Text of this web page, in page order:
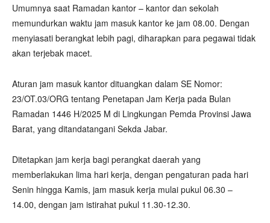
Umumnya saat Ramadan kantor – kantor dan sekolah
memundurkan waktu jam masuk kantor ke jam 08.00. Dengan
menyiasati berangkat lebih pagi, diharapkan para pegawai tidak
akan terjebak macet.
Aturan jam masuk kantor dituangkan dalam SE Nomor:
23/OT.03/ORG tentang Penetapan Jam Kerja pada Bulan
Ramadan 1446 H/2025 M di Lingkungan Pemda Provinsi Jawa
Barat, yang ditandatangani Sekda Jabar.
Ditetapkan jam kerja bagi perangkat daerah yang
memberlakukan lima hari kerja, dengan pengaturan pada hari
Senin hingga Kamis, jam masuk kerja mulai pukul 06.30 –
14.00, dengan jam istirahat pukul 11.30-12.30.